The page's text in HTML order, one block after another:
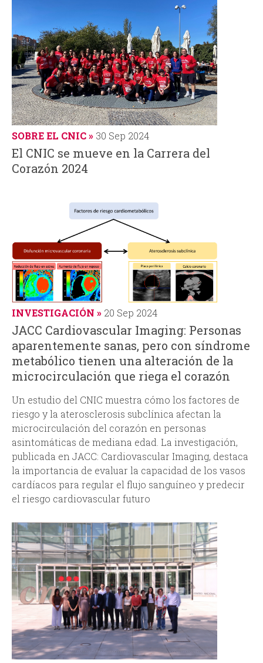
SOBRE EL CNIC 30 Sep 2024
El CNIC se mueve en la Carrera del
Corazón 2024
INVESTIGACIÓN 20 Sep 2024
JACC Cardiovascular Imaging: Personas
aparentemente sanas, pero con síndrome
metabólico tienen una alteración de la
microcirculación que riega el corazón
Un estudio del CNIC muestra cómo los factores de
riesgo y la aterosclerosis subclínica afectan la
microcirculación del corazón en personas
asintomáticas de mediana edad. La investigación,
publicada en JACC: Cardiovascular Imaging, destaca
la importancia de evaluar la capacidad de los vasos
cardíacos para regular el flujo sanguíneo y predecir
el riesgo cardiovascular futuro